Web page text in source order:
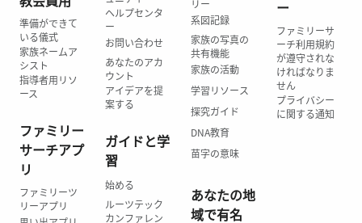
準備ができて
いる儀式
家族ネームア
シスト
指導者用リソ
ース
ファミリー
サーチアプ
リ
ファミリーツ
リーアプリ
ヘルプセンタ
ー
お問い合わせ
あなたのアカ
ウント
アイデアを提
案する
ガイドと学
習
始める
ルーツテック
カンファレン
リー
系図記録
家族の写真の
共有機能
家族の活動
学習リソース
探究ガイド
DNA教育
苗字の意味
あなたの地
域で有名
ー
ファミリーサ
ーチ利用規約
が遵守されな
ければなりま
せん
プライバシー
に関する通知